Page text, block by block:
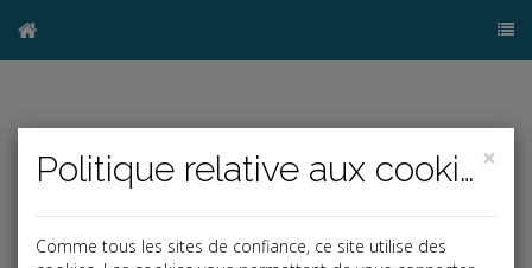
×
Politique relative aux cookies
Comme tous les sites de confiance, ce site utilise des